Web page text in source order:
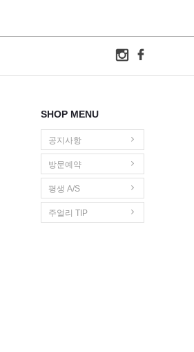
SHOP MENU
공지사항
방문예약
평생 A/S
주얼리 TIP